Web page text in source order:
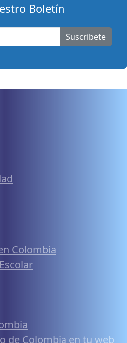
Boletín
Suscribete
Colombia
de Colombia en tu web